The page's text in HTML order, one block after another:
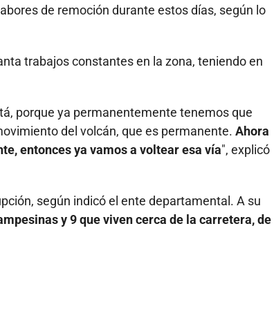
de remoción durante estos días, según lo
trabajos constantes en la zona, teniendo en
porque ya permanentemente tenemos que
del volcán, que es permanente. Ahora
entonces ya vamos a voltear esa vía", explicó
según indicó el ente departamental. A su
y 9 que viven cerca de la carretera, de